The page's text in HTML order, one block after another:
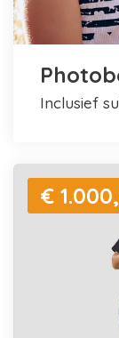
inclusief
€